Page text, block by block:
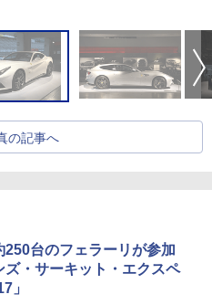
の記事へ
250台のフェラーリが参加
ズ・サーキット・エクスペ
」